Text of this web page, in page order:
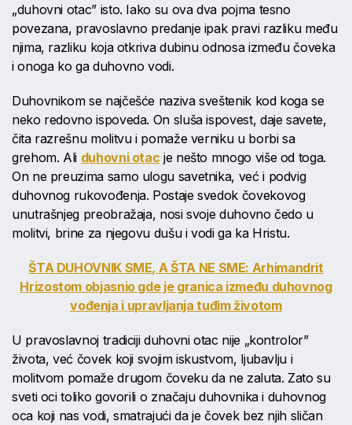
„duhovni otac” isto. Iako su ova dva pojma tesno
povezana, pravoslavno predanje ipak pravi razliku među
njima, razliku koja otkriva dubinu odnosa između čoveka
i onoga ko ga duhovno vodi.
Duhovnikom se najčešće naziva sveštenik kod koga se
neko redovno ispoveda. On sluša ispovest, daje savete,
čita razrešnu molitvu i pomaže verniku u borbi sa
grehom. Ali duhovni otac je nešto mnogo više od toga.
On ne preuzima samo ulogu savetnika, već i podvig
duhovnog rukovođenja. Postaje svedok čovekovog
unutrašnjeg preobražaja, nosi svoje duhovno čedo u
molitvi, brine za njegovu dušu i vodi ga ka Hristu.
ŠTA DUHOVNIK SME, A ŠTA NE SME: Arhimandrit
Hrizostom objasnio gde je granica između duhovnog
vođenja i upravljanja tuđim životom
U pravoslavnoj tradiciji duhovni otac nije „kontrolor”
života, već čovek koji svojim iskustvom, ljubavlju i
molitvom pomaže drugom čoveku da ne zaluta. Zato su
sveti oci toliko govorili o značaju duhovnika i duhovnog
oca koji nas vodi, smatrajući da je čovek bez njih sličan